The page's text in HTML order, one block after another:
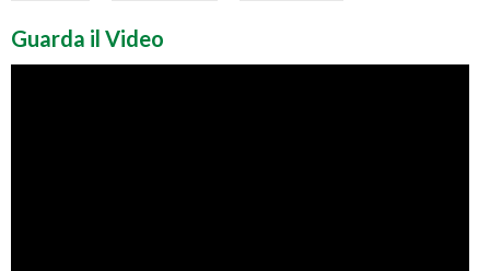
Guarda il Video